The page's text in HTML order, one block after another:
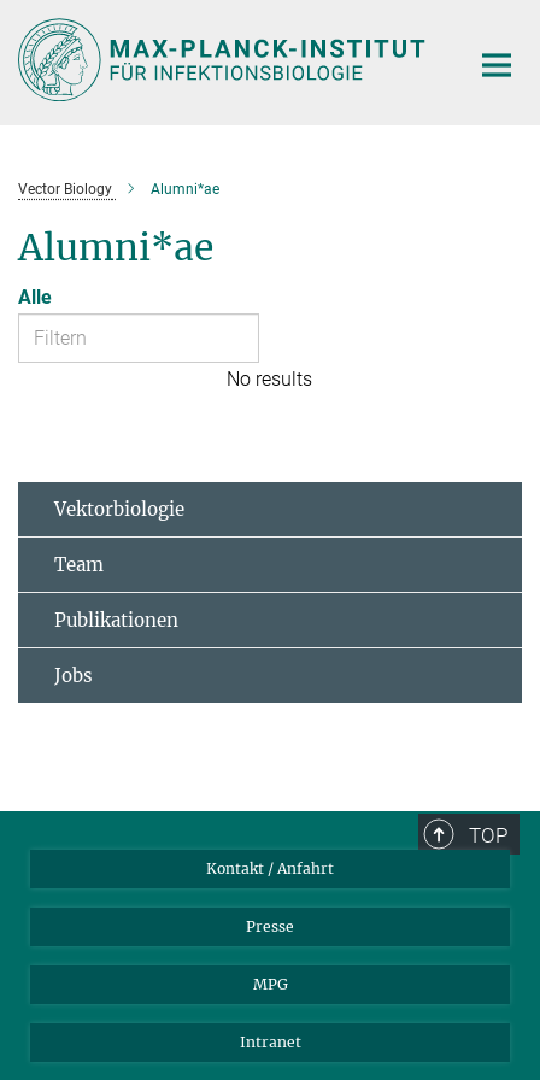
Hauptinhalt
Vector Biology Alumni*ae
Alumni*ae
Alle
No results
Vektorbiologie
Team
Publikationen
Jobs
TOP
Kontakt / Anfahrt
Presse
MPG
Intranet